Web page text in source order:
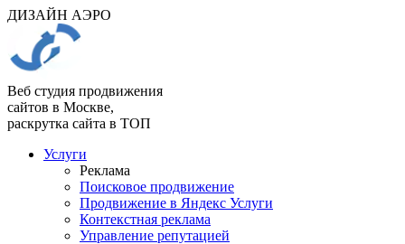
ДИЗАЙН АЭРО
Веб студия продвижения
сайтов в Москве,
раскрутка сайта в ТОП
Услуги
Реклама
Поисковое продвижение
Продвижение в Яндекс Услуги
Контекстная реклама
Управление репутацией